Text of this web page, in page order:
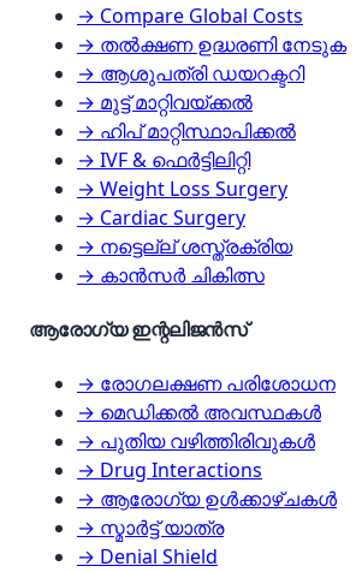
→ Compare Global Costs
→ തൽക്ഷണ ഉദ്ധരണി നേടുക
→ ആശുപത്രി ഡയറക്ടറി
→ മുട്ട് മാറ്റിവയ്ക്കൽ
→ ഹിപ് മാറ്റിസ്ഥാപിക്കൽ
→ IVF & ഫെർട്ടിലിറ്റി
→ Weight Loss Surgery
→ Cardiac Surgery
→ നട്ടെല്ല് ശസ്ത്രക്രിയ
→ കാൻസർ ചികിത്സ
ആരോഗ്യ ഇന്റലിജൻസ്
→ രോഗലക്ഷണ പരിശോധന
→ മെഡിക്കൽ അവസ്ഥകൾ
→ പുതിയ വഴിത്തിരിവുകൾ
→ Drug Interactions
→ ആരോഗ്യ ഉൾക്കാഴ്ചകൾ
→ സ്മാർട്ട് യാത്ര
→ Denial Shield